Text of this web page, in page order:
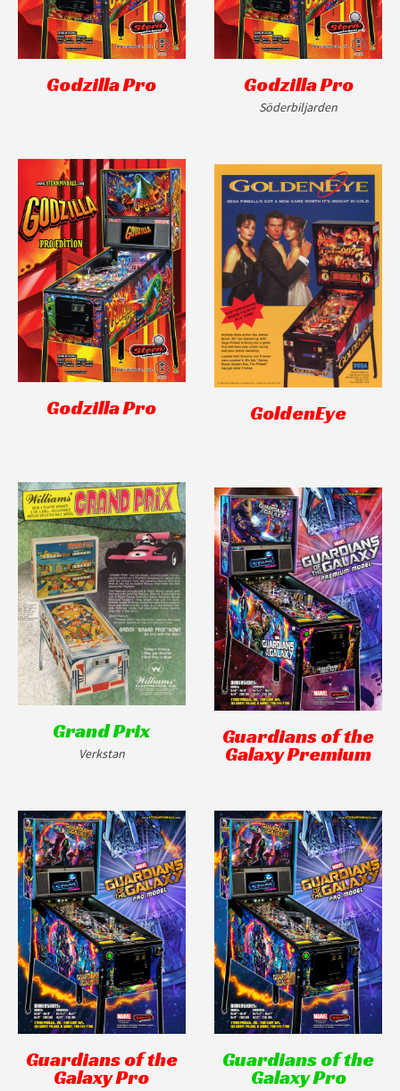
Godzilla Pro Godzilla Pro
Söderbiljarden
Godzilla Pro GoldenEye
Grand Prix
Verkstan
Guardians of the
Galaxy Premium
Guardians of the
Galaxy Pro
Guardians of the
Galaxy Pro